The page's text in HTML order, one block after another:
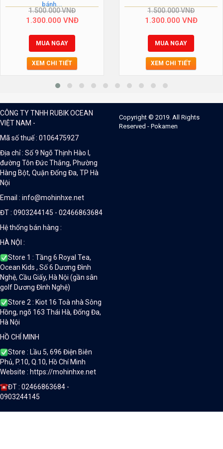
bánh...
1.500.000VNĐ
1.300.000 VNĐ
MUA NGAY
XEM CHI TIẾT
1.500.000VNĐ
1.300.000 VNĐ
MUA NGAY
XEM CHI TIẾT
CÔNG TY TNHH RUBIK OCEAN
VIỆT NAM -
Mã số thuế : 0106475927
Địa chỉ : Số 9 Ngõ Thịnh Hào I,
đường Tôn Đức Thắng, Phường
Hàng Bột, Quận Đống Đa, TP Hà
Nội
Email : info@mohinhxe.net
ĐT : 0903244145 - 02466863684
Hệ thống bán hàng :
HÀ NỘI :
Store 1 : Tầng 6 Royal Tea,
Ocean Kids , Số 6 Dương Đình
Nghệ, Cầu Giấy, Hà Nội (gần sân
golf Dương Đình Nghệ)
Store 2 : Kiot 16 Toà nhà Sông
Hồng, ngõ 163 Thái Hà, Đống Đa,
Hà Nội
HỒ CHÍ MINH
Store : Lầu 5, 696 Điện Biên
Phủ, P.10, Q.10, Hồ Chí Minh
Website : https://mohinhxe.net
ĐT : 02466863684 -
0903244145
Copyright © 2019. All Rights
Reserved - Pokamen